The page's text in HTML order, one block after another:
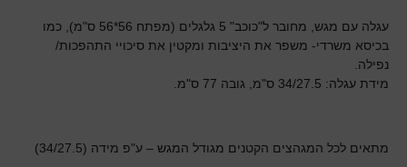
עגלה עם מגש, מחובר ל"כוכב" 5 גלגלים (מפתח 56*56 ס"מ), כמו
בכיסא משרדי- משפר את היציבות ומקטין את סיכויי התהפכות/
נפילה.
מידת עגלה: 34/27.5 ס"מ, גובה 77 ס"מ.
מתאים לכל המגהצים הקטנים מגודל המגש – ע"פ מידה (34/27.5)